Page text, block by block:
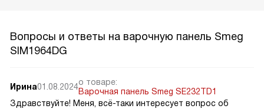
Вопросы и ответы на варочную панель Smeg
SIM1964DG
Ирина01.08.2024о товаре:
Варочная панель Smeg SE232TD1
Здравствуйте! Меня, всё-таки интересует вопрос об